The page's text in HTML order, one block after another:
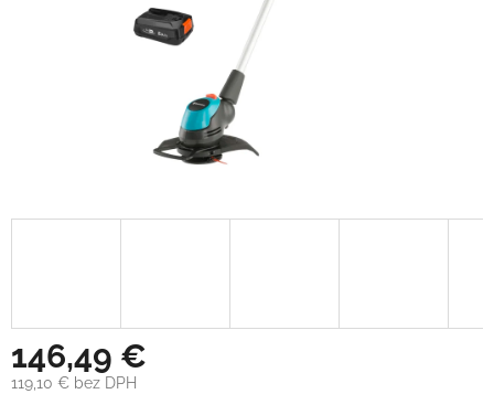
146,49 €
119,10 € bez DPH